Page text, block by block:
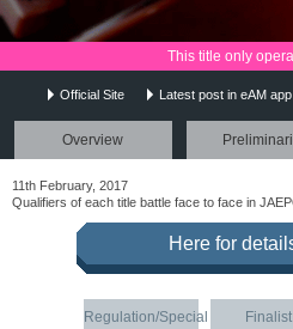
麻雀格闘倶楽部Sp
This title only
Official Site Latest post in eAM app
Overview
11th February, 2017
Qualifiers of each title battle face to face in
Here for
Regulation/Special Finalist